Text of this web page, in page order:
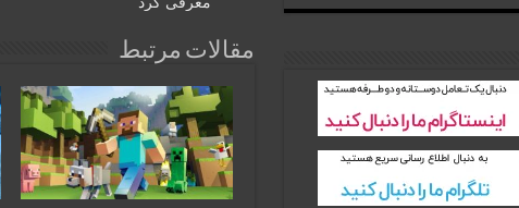
مقالات مرتبط